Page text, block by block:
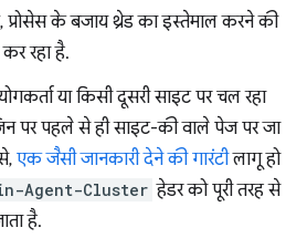
के बजाय थ्रेड का इस्तेमाल करने की
कर रहा है.
या किसी दूसरी साइट पर चल रहा
पर पहले से ही साइट-की वाले पेज पर जा
एक जैसी जानकारी देने की गारंटीलागू हो
Agent-Cluster हेडर को पूरी तरह से
है.